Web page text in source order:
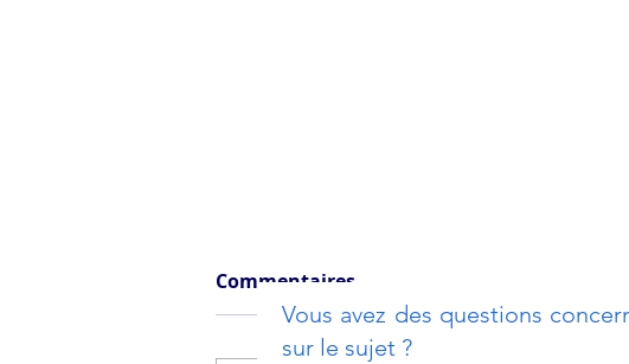
Commentaires
Vous avez des questions
sur le sujet ?